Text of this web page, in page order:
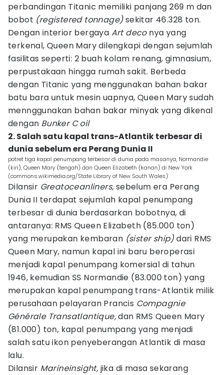
perbandingan Titanic memiliki panjang 269 m dan
bobot (registered tonnage)sekitar 46.328 ton.
Dengan interior bergaya Art deco nya yang
terkenal, Queen Mary dilengkapi dengan sejumlah
fasilitas seperti: 2 buah kolam renang, gimnasium,
perpustakaan hingga rumah sakit. Berbeda
dengan Titanic yang menggunakan bahan bakar
batu bara untuk mesin uapnya, Queen Mary sudah
mennggunakan bahan bakar minyak yang dikenal
dengan Bunker C oil
2. Salah satu kapal trans-Atlantik terbesar di
dunia sebelum era Perang Dunia II
potret tiga kapal penumpang terbesar di dunia pada masanya, Normandie
(kiri), Queen Mary (tengah) dan Queen Elizabeth (kanan) di New York
(commons.wikimedia.org/State Library of New South Wales)
Dilansir Greatoceanliners, sebelum era Perang
Dunia II terdapat sejumlah kapal penumpang
terbesar di dunia berdasarkan bobotnya, di
antaranya: RMS Queen Elizabeth (85.000 ton)
yang merupakan kembaran (sister ship)dari RMS
Queen Mary, namun kapal ini baru beroperasi
menjadi kapal penumpang komersial di tahun
1946, kemudian SS Normandie (83.000 ton) yang
merupakan kapal penumpang trans-Atlantik milik
perusahaan pelayaran Prancis Compagnie
Générale Transatlantique,dan RMS Queen Mary
(81.000) ton, kapal penumpang yang menjadi
salah satu ikon penyeberangan Atlantik di masa
lalu.
Dilansir Marineinsight, jika di masa sekarang